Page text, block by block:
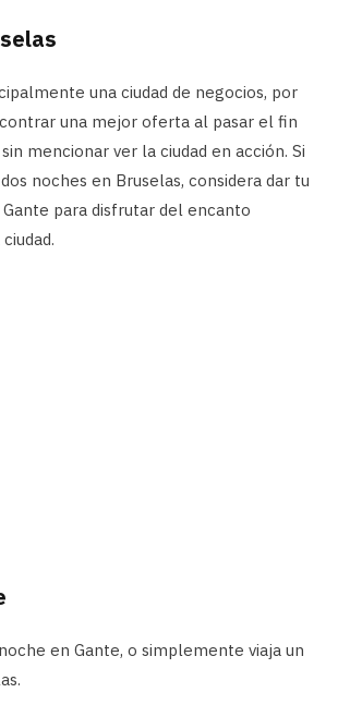
una ciudad de negocios, por
una mejor oferta al pasar el fin
mencionar ver la ciudad en acción. Si
noches en Bruselas, considera dar tu
para disfrutar del encanto
en Gante, o simplemente viaja un